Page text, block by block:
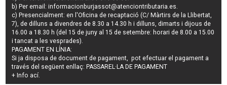
b) Per email:informacionburjassot@atenciontributaria.es.
c) Presencialment: en l'Oficina de recaptació (C/ Màrtirs de la Llibertat,
7), de dilluns a divendres de 8.30 a 14.30 h i dilluns, dimarts i dijous de
16.00 a 18.30 h (del 15 de juny al 15 de setembre: horari de 8.00 a 15.00
i tancat a les vesprades).
PAGAMENT EN LÍNIA:
Si ja disposa de document de pagament, pot efectuar el pagament a
través del següent enllaç: PASSAREL·LA DE PAGAMENT
+ Info ací.